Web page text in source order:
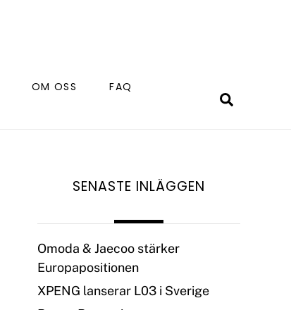
OM OSS
FAQ
SENASTE INLÄGGEN
Omoda & Jaecoo stärker
Europapositionen
XPENG lanserar L03 i Sverige